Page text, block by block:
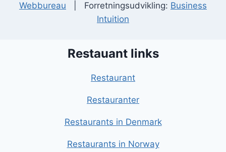
Webbureau | Forretningsudvikling: Business
Intuition
Restauant links
Restaurant
Restauranter
Restaurants in Denmark
Restaurants in Norway